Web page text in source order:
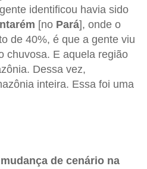
identificou havia sido
[no Pará], onde o
de 40%, é que a gente viu
chuvosa. E aquela região
Dessa vez,
inteira. Essa foi uma
de cenário na